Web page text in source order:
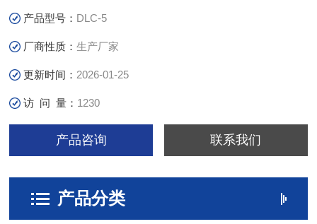
产品型号： DLC-5
厂商性质：生产厂家
更新时间： 2026-01-25
访 问 量： 1230
产品咨询 联系我们
产品分类